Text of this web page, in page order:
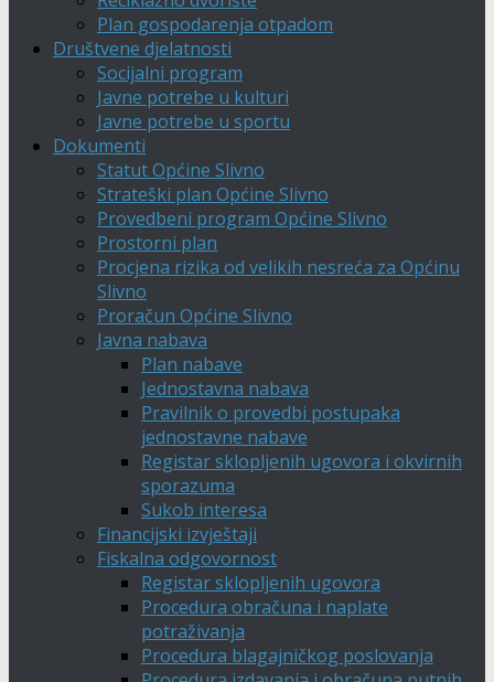
Plan gospodarenja otpadom
Društvene djelatnosti
Socijalni program
Javne potrebe u kulturi
Javne potrebe u sportu
Dokumenti
Statut Općine Slivno
Strateški plan Općine Slivno
Provedbeni program Općine Slivno
Prostorni plan
Procjena rizika od velikih nesreća za Općinu
Slivno
Proračun Općine Slivno
Javna nabava
Plan nabave
Jednostavna nabava
Pravilnik o provedbi postupaka
jednostavne nabave
Registar sklopljenih ugovora i okvirnih
sporazuma
Sukob interesa
Financijski izvještaji
Fiskalna odgovornost
Registar sklopljenih ugovora
Procedura obračuna i naplate
potraživanja
Procedura blagajničkog poslovanja